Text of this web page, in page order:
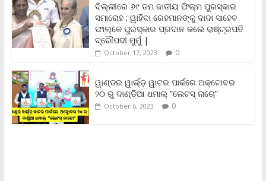
d
l
y
ଦିଲ୍ଲୀରେ ୬୯ ତମ ଜାତୀୟ ଫିଲ୍ମ ପୁରସ୍କାର
ସମାରୋହ ; ୱାହିଦା ରେହମାନଙ୍କୁ ଦାଦା ସାହେବ
ଫାଲ୍‌କେ ପୁରସ୍କାର ପ୍ରଦାନ କଲେ ରାଷ୍ଟ୍ରପତି
ଦ୍ରୌପଦୀ ମୁର୍ମୁ |
October 17, 2023 0
ୱାଣ୍ଡର ୱାର୍ଲ୍‌ଡ଼ ୱାଟର ପାର୍କରେ ଅକ୍ଟୋବର
୨୦ ରୁ ଦାଣ୍ଡିଆ ଧମାଲ୍ “ଲେଟସ୍ ନାଚୋ”
October 6, 2023 0